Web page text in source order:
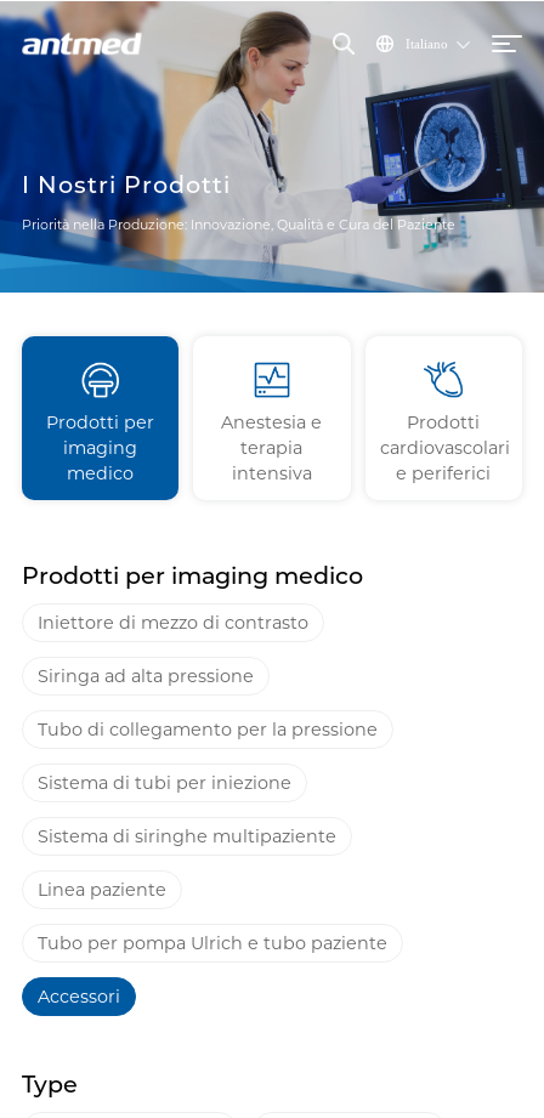
Italiano
I Nostri Prodotti
Priorità nella Produzione: Innovazione, Qualità e Cura del Paziente
Prodotti per
imaging
medico
Anestesia e
terapia
intensiva
Prodotti
cardiovascolari
e periferici
Prodotti per imaging medico
Iniettore di mezzo di contrasto
Siringa ad alta pressione
Tubo di collegamento per la pressione
Sistema di tubi per iniezione
Sistema di siringhe multipaziente
Linea paziente
Tubo per pompa Ulrich e tubo paziente
Accessori
Type